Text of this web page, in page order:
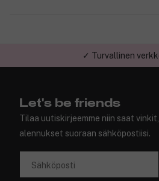
✓ Turvallinen
Let's be friends
Tilaa uutiskirjeemme niin saat
alennukset suoraan sähköpostiisi.
Sähköposti